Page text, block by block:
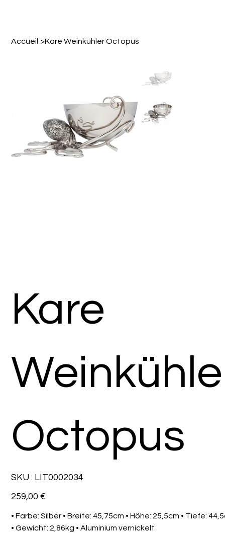
Accueil >Kare Weinkühler Octopus
Kare
Octopus
SKU : SKU
LIT0002034
LIT0002034
Prix
259,00 €
• Farbe: Silber • Breite: 45,75cm • Höhe: 25,5cm • Tiefe:
• Gewicht: 2,86kg • Aluminium vernickelt